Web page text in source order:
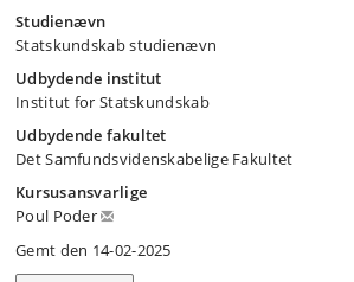
Studienævn
Statskundskab studienævn
Udbydende institut
Institut for Statskundskab
Udbydende fakultet
Det Samfundsvidenskabelige Fakultet
Kursusansvarlige
Poul Poder
Gemt den 14-02-2025